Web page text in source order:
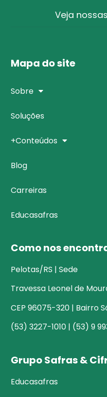
Veja
Mapa do site
Sobre
Soluções
+Conteúdos
Blog
Carreiras
Educasafras
Como nos
Pelotas/RS | Sede
Travessa Leonel de
CEP 96075-320 | Bairro
(53) 3227-1010 | (53) 9
Grupo Safras &
Educasafras